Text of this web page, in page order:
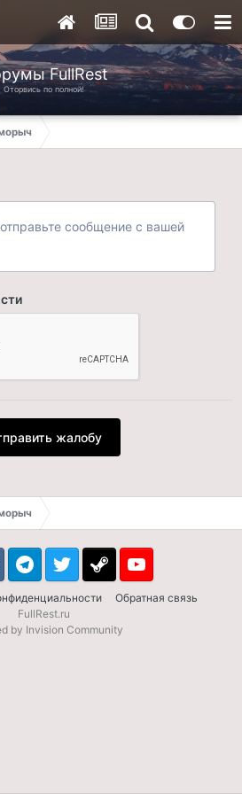
FullRest
Оторвись по полной!
сообщение с вашей
жалобу
Обратная связь
TelegramTwitter Steam Youtube
FullRest.ru
by Invision Community